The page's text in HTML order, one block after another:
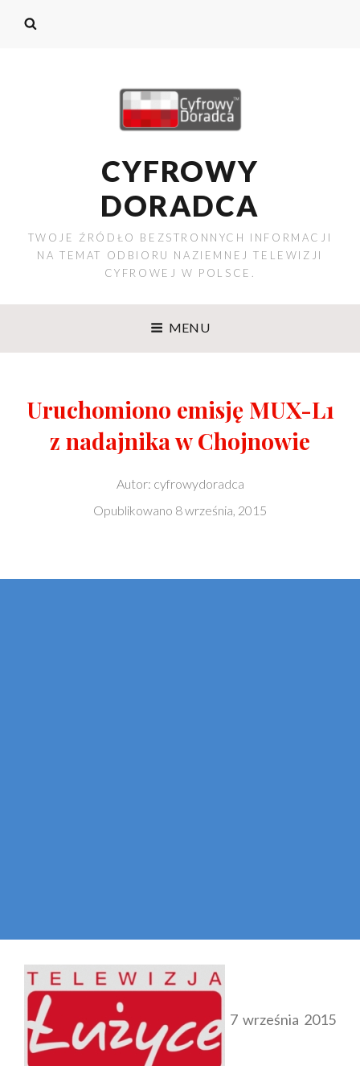
CYFROWY
DORADCA
TWOJE ŹRÓDŁO BEZSTRONNYCH INFORMACJI
NA TEMAT ODBIORU NAZIEMNEJ TELEWIZJI
CYFROWEJ W POLSCE.
MENU
Uruchomiono emisję MUX-L1
z nadajnika w Chojnowie
Autor: cyfrowydoradca
Opublikowano 8 września, 2015
7 września 2015